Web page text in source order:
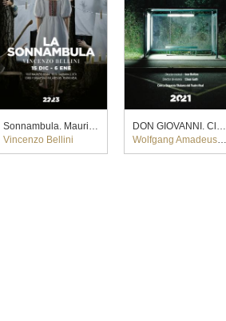
Sonnambula. Maurizio Benini y Bárbara Lluch (2023)
Vincenzo Bellini
DON GIOVANNI. Claus Guth (2020)
Wolfgang Amadeus Mozart